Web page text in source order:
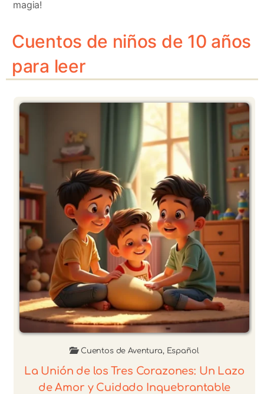
magia!
Cuentos de niños de 10 años
para leer
Cuentos de Aventura, Español
La Unión de los Tres Corazones: Un Lazo
de Amor y Cuidado Inquebrantable